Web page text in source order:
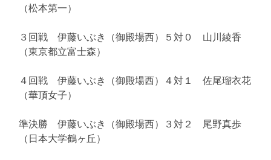
（松本第一）
３回戦 伊藤いぶき（御殿場西）５対０ 山川綾香
（東京都立富士森）
４回戦 伊藤いぶき（御殿場西）４対１ 佐尾瑠衣花
（華頂女子）
準決勝 伊藤いぶき（御殿場西）３対２ 尾野真歩
（日本大学鶴ヶ丘）